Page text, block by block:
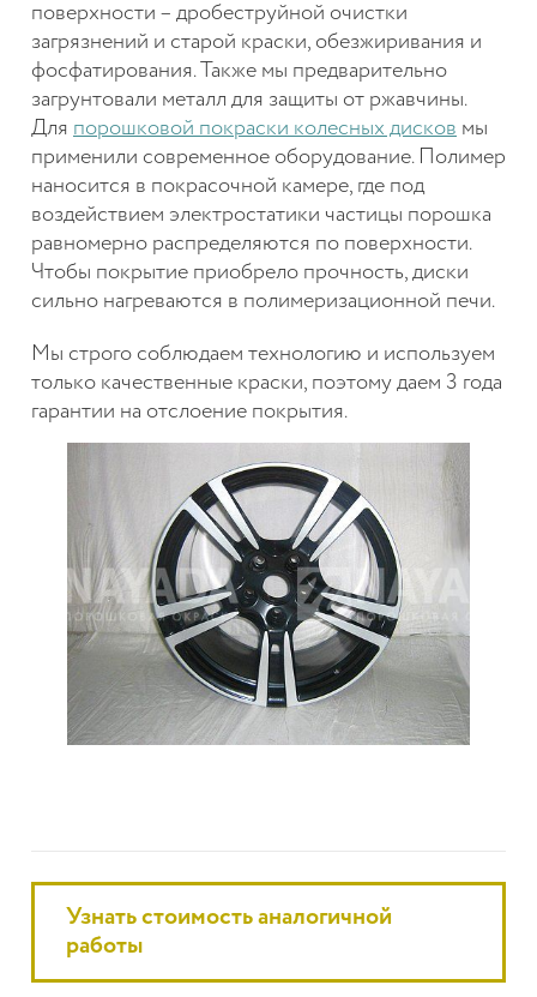
поверхности – дробеструйной очистки
загрязнений и старой краски, обезжиривания и
фосфатирования. Также мы предварительно
загрунтовали металл для защиты от ржавчины.
Для порошковой покраски колесных дисков мы
применили современное оборудование. Полимер
наносится в покрасочной камере, где под
воздействием электростатики частицы порошка
равномерно распределяются по поверхности.
Чтобы покрытие приобрело прочность, диски
сильно нагреваются в полимеризационной печи.
Мы строго соблюдаем технологию и используем
только качественные краски, поэтому даем 3 года
гарантии на отслоение покрытия.
Узнать стоимость аналогичной
работы